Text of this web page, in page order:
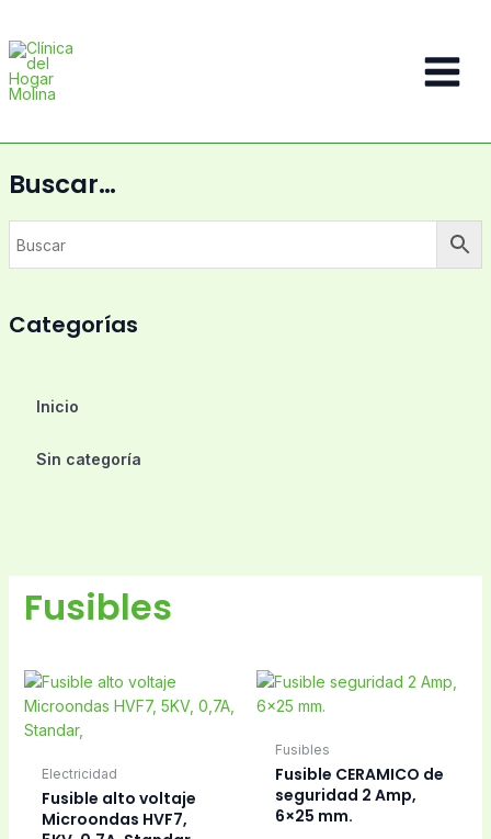
contenido
Main
Buscar…
Categorías
Inicio
Sin categoría
Fusibles
Electricidad
Fusible alto voltaje
Microondas HVF7,
Fusibles
Fusible CERAMICO de
seguridad 2 Amp,
6×25 mm.